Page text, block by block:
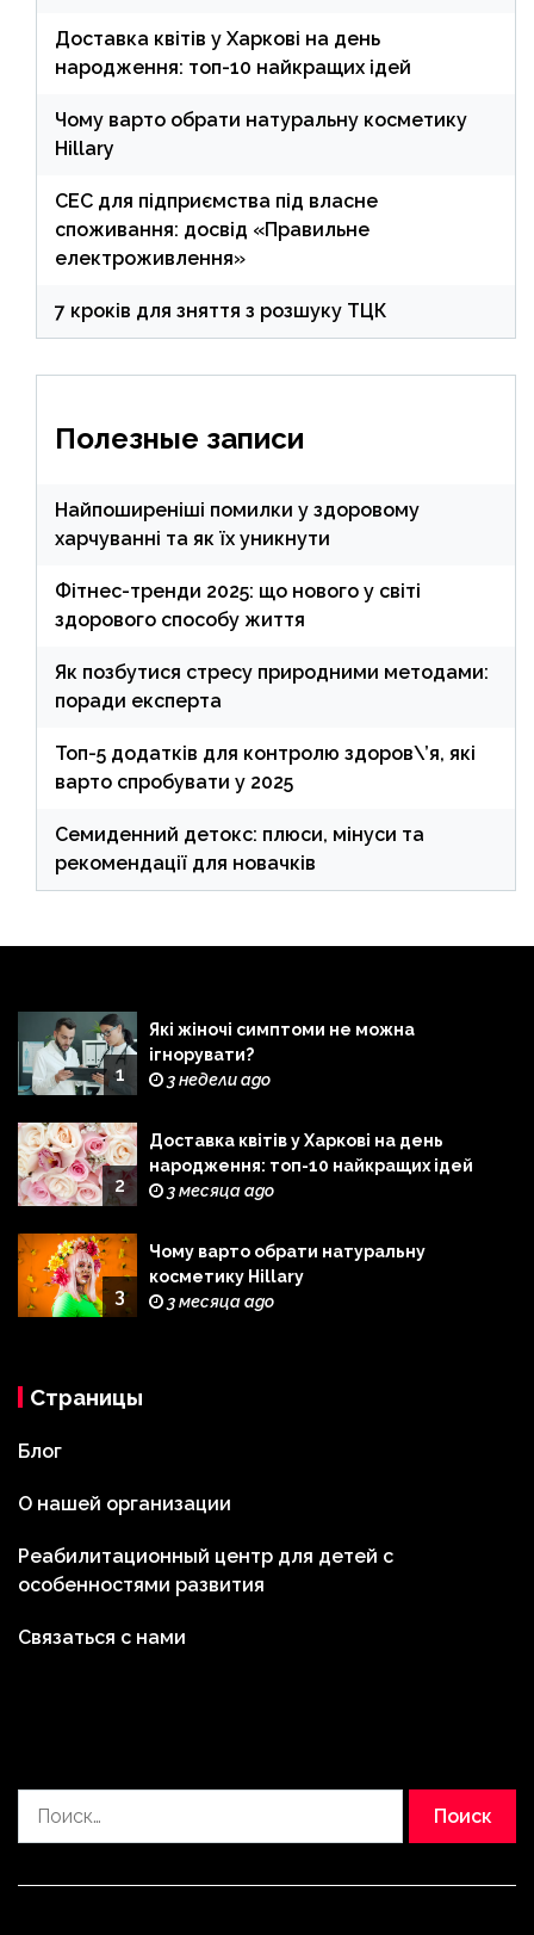
Доставка квітів у Харкові на день
народження: топ-10 найкращих ідей
Чому варто обрати натуральну косметику
Hillary
СЕС для підприємства під власне
споживання: досвід «Правильне
електроживлення»
7 кроків для зняття з розшуку ТЦК
Полезные записи
Найпоширеніші помилки у здоровому
харчуванні та як їх уникнути
Фітнес-тренди 2025: що нового у світі
здорового способу життя
Як позбутися стресу природними методами:
поради експерта
Топ-5 додатків для контролю здоров\’я, які
варто спробувати у 2025
Семиденний детокс: плюси, мінуси та
рекомендації для новачків
1
Які жіночі симптоми не можна
ігнорувати?
3 недели ago
2
Доставка квітів у Харкові на день
народження: топ-10 найкращих ідей
3 месяца ago
3
Чому варто обрати натуральну
косметику Hillary
3 месяца ago
Страницы
Блог
О нашей организации
Реабилитационный центр для детей с
особенностями развития
Связаться с нами